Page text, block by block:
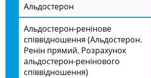
Альдостерон
Альдостерон-ренінове
співвідношення (Альдостерон.
Ренін прямий. Розрахунок
альдостерон-ренінового
співвідношення)